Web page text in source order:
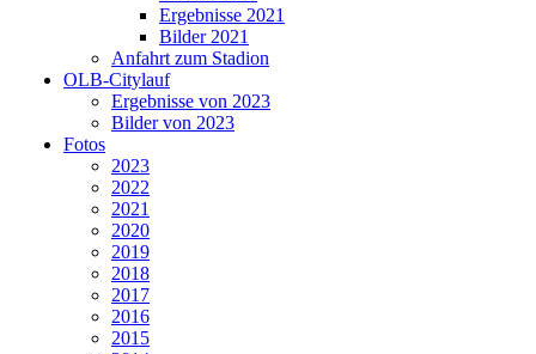
Ergebnisse 2021
Bilder 2021
Anfahrt zum Stadion
OLB-Citylauf
Ergebnisse von 2023
Bilder von 2023
Fotos
2023
2022
2021
2020
2019
2018
2017
2016
2015